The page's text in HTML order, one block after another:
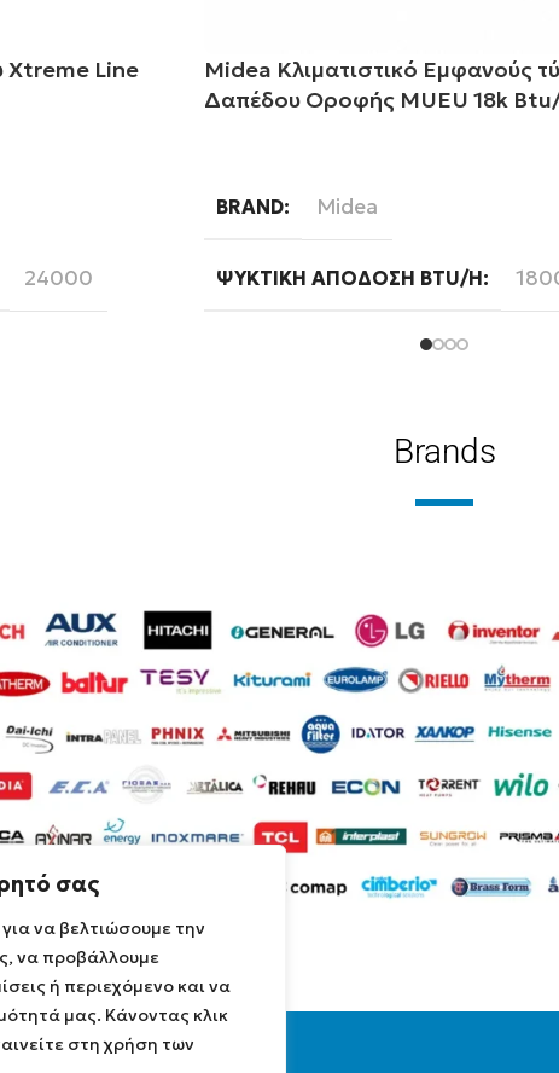
σας
να βελτιώσουμε την
να προβάλλουμε
ή περιεχόμενο και να
μας. Κάνοντας κλικ
στη χρήση των
Xtreme Line
24000
Midea Κλιματιστικό Εμφανούς
Δαπέδου Οροφής MUEU 18k
BRAND Midea
ΨΥΚΤΙΚΉ ΑΠΌΔΟΣΗ BTU/H
Brands